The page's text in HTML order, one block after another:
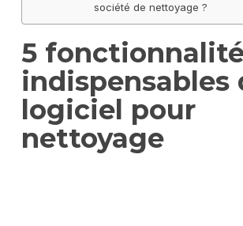
société de nettoyage ?
5
indispensables
logiciel pour
nettoyage